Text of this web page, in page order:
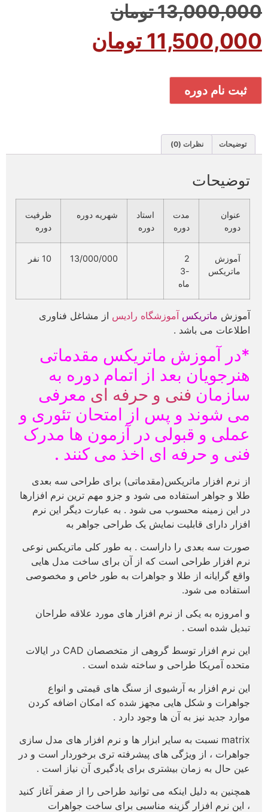
13,000,000تومان
11,500,000 تومان
ثبت نام دوره
توضیحات نظرات (0)
توضیحات
عنوان
دوره
مدت
دوره
استاد
دوره
شهریه دوره
ظرفیت
دوره
آموزش
ماتریکس
2
-3
ماه
13/000/000 10 نفر
آموزش ماتریکس آموزشگاه رادیس از مشاغل فناوری
اطلاعات می باشد .
*در آموزش ماتریکس مقدماتی
هنرجویان بعد از اتمام دوره به
سازمان فنی و حرفه ای معرفی
می شوند و پس از امتحان تئوری و
عملی و قبولی در آزمون ها مدرک
فنی و حرفه ای اخذ می کنند .
از نرم افزار ماتریکس(مقدماتی) برای طراحی سه بعدی
طلا و جواهر استفاده می شود و جزو مهم ترین نرم افزارها
در این زمینه محسوب می شود . به عبارت دیگر این نرم
افزار دارای قابلیت نمایش یک طراحی جواهر به
صورت سه بعدی را داراست . به طور کلی ماتریکس نوعی
نرم افزار طراحی است که از آن برای ساخت مدل هایی
واقع گرایانه از طلا و جواهرات به طور خاص و مخصوصی
استفاده می شود.
و امروزه به یکی از نرم افزار های مورد علاقه طراحان
تبدیل شده است .
این نرم افزار توسط گروهی از متخصصان CAD در ایالات
متحده آمریکا طراحی و ساخته شده است .
این نرم افزار به آرشیوی از سنگ های قیمتی و انواع
جواهرات و شکل هایی مجهز شده که امکان اضافه کردن
موارد جدید نیز به آن ها وجود دارد .
matrix نسبت به سایر ابزار ها و نرم افزار های مدل سازی
جواهرات ، از ویژگی های پیشرفته تری برخوردار است و در
عین حال به زمان بیشتری برای یادگیری آن نیاز است .
همچنین به دلیل اینکه می توانید طراحی را از صفر آغاز کنید
، این نرم افزار گزینه مناسبی برای ساخت جواهرات